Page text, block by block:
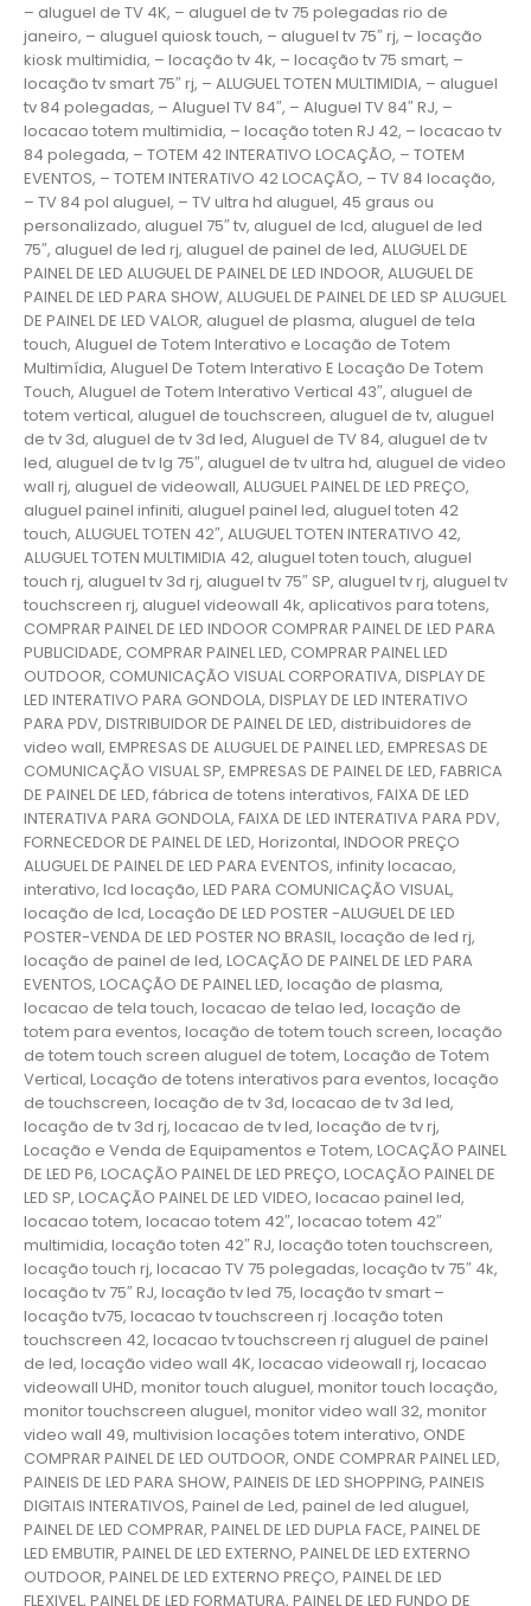
– aluguel de TV 4K, – aluguel de tv 75 polegadas rio de
janeiro, – aluguel quiosk touch, – aluguel tv 75″ rj, – locação
kiosk multimidia, – locação tv 4k, – locação tv 75 smart, –
locação tv smart 75″ rj, – ALUGUEL TOTEN MULTIMIDIA, – aluguel
tv 84 polegadas, – Aluguel TV 84″, – Aluguel TV 84″ RJ, –
locacao totem multimidia, – locação toten RJ 42, – locacao tv
84 polegada, – TOTEM 42 INTERATIVO LOCAÇÃO, – TOTEM
EVENTOS, – TOTEM INTERATIVO 42 LOCAÇÃO, – TV 84 locação,
– TV 84 pol aluguel, – TV ultra hd aluguel, 45 graus ou
personalizado, aluguel 75″ tv, aluguel de lcd, aluguel de led
75″, aluguel de led rj, aluguel de painel de led, ALUGUEL DE
PAINEL DE LED ALUGUEL DE PAINEL DE LED INDOOR, ALUGUEL DE
PAINEL DE LED PARA SHOW, ALUGUEL DE PAINEL DE LED SP ALUGUEL
DE PAINEL DE LED VALOR, aluguel de plasma, aluguel de tela
touch, Aluguel de Totem Interativo e Locação de Totem
Multimídia, Aluguel De Totem Interativo E Locação De Totem
Touch, Aluguel de Totem Interativo Vertical 43″, aluguel de
totem vertical, aluguel de touchscreen, aluguel de tv, aluguel
de tv 3d, aluguel de tv 3d led, Aluguel de TV 84, aluguel de tv
led, aluguel de tv lg 75″, aluguel de tv ultra hd, aluguel de video
wall rj, aluguel de videowall, ALUGUEL PAINEL DE LED PREÇO,
aluguel painel infiniti, aluguel painel led, aluguel toten 42
touch, ALUGUEL TOTEN 42″, ALUGUEL TOTEN INTERATIVO 42,
ALUGUEL TOTEN MULTIMIDIA 42, aluguel toten touch, aluguel
touch rj, aluguel tv 3d rj, aluguel tv 75″ SP, aluguel tv rj, aluguel tv
touchscreen rj, aluguel videowall 4k, aplicativos para totens,
COMPRAR PAINEL DE LED INDOOR COMPRAR PAINEL DE LED PARA
PUBLICIDADE, COMPRAR PAINEL LED, COMPRAR PAINEL LED
OUTDOOR, COMUNICAÇÃO VISUAL CORPORATIVA, DISPLAY DE
LED INTERATIVO PARA GONDOLA, DISPLAY DE LED INTERATIVO
PARA PDV, DISTRIBUIDOR DE PAINEL DE LED, distribuidores de
video wall, EMPRESAS DE ALUGUEL DE PAINEL LED, EMPRESAS DE
COMUNICAÇÃO VISUAL SP, EMPRESAS DE PAINEL DE LED, FABRICA
DE PAINEL DE LED, fábrica de totens interativos, FAIXA DE LED
INTERATIVA PARA GONDOLA, FAIXA DE LED INTERATIVA PARA PDV,
FORNECEDOR DE PAINEL DE LED, Horizontal, INDOOR PREÇO
ALUGUEL DE PAINEL DE LED PARA EVENTOS, infinity locacao,
interativo, lcd locação, LED PARA COMUNICAÇÃO VISUAL,
locação de lcd, Locação DE LED POSTER -ALUGUEL DE LED
POSTER-VENDA DE LED POSTER NO BRASIL, locação de led rj,
locação de painel de led, LOCAÇÃO DE PAINEL DE LED PARA
EVENTOS, LOCAÇÃO DE PAINEL LED, locação de plasma,
locacao de tela touch, locacao de telao led, locação de
totem para eventos, locação de totem touch screen, locação
de totem touch screen aluguel de totem, Locação de Totem
Vertical, Locação de totens interativos para eventos, locação
de touchscreen, locação de tv 3d, locacao de tv 3d led,
locação de tv 3d rj, locacao de tv led, locação de tv rj,
Locação e Venda de Equipamentos e Totem, LOCAÇÃO PAINEL
DE LED P6, LOCAÇÃO PAINEL DE LED PREÇO, LOCAÇÃO PAINEL DE
LED SP, LOCAÇÃO PAINEL DE LED VIDEO, locacao painel led,
locacao totem, locacao totem 42″, locacao totem 42″
multimidia, locação toten 42″ RJ, locação toten touchscreen,
locação touch rj, locacao TV 75 polegadas, locação tv 75″ 4k,
locação tv 75″ RJ, locação tv led 75, locação tv smart –
locação tv75, locacao tv touchscreen rj .locação toten
touchscreen 42, locacao tv touchscreen rj aluguel de painel
de led, locação video wall 4K, locacao videowall rj, locacao
videowall UHD, monitor touch aluguel, monitor touch locação,
monitor touchscreen aluguel, monitor video wall 32, monitor
video wall 49, multivision locações totem interativo, ONDE
COMPRAR PAINEL DE LED OUTDOOR, ONDE COMPRAR PAINEL LED,
PAINEIS DE LED PARA SHOW, PAINEIS DE LED SHOPPING, PAINEIS
DIGITAIS INTERATIVOS, Painel de Led, painel de led aluguel,
PAINEL DE LED COMPRAR, PAINEL DE LED DUPLA FACE, PAINEL DE
LED EMBUTIR, PAINEL DE LED EXTERNO, PAINEL DE LED EXTERNO
OUTDOOR, PAINEL DE LED EXTERNO PREÇO, PAINEL DE LED
FLEXIVEL, PAINEL DE LED FORMATURA, PAINEL DE LED FUNDO DE